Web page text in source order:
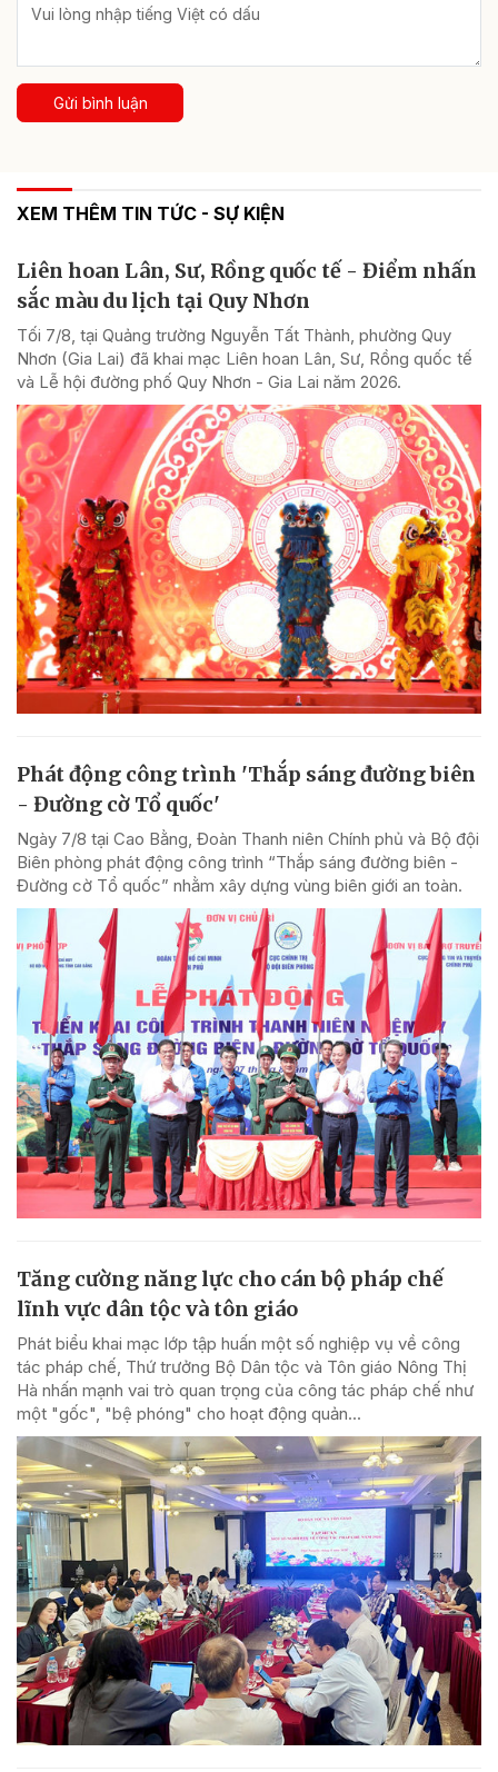
Gửi bình luận
XEM THÊM TIN TỨC - SỰ KIỆN
Liên hoan Lân, Sư, Rồng quốc tế - Điểm nhấn
sắc màu du lịch tại Quy Nhơn
Tối 7/8, tại Quảng trường Nguyễn Tất Thành, phường Quy
Nhơn (Gia Lai) đã khai mạc Liên hoan Lân, Sư, Rồng quốc tế
và Lễ hội đường phố Quy Nhơn - Gia Lai năm 2026.
Phát động công trình 'Thắp sáng đường biên
- Đường cờ Tổ quốc'
Ngày 7/8 tại Cao Bằng, Đoàn Thanh niên Chính phủ và Bộ đội
Biên phòng phát động công trình “Thắp sáng đường biên -
Đường cờ Tổ quốc” nhằm xây dựng vùng biên giới an toàn.
Tăng cường năng lực cho cán bộ pháp chế
lĩnh vực dân tộc và tôn giáo
Phát biểu khai mạc lớp tập huấn một số nghiệp vụ về công
tác pháp chế, Thứ trưởng Bộ Dân tộc và Tôn giáo Nông Thị
Hà nhấn mạnh vai trò quan trọng của công tác pháp chế như
một "gốc", "bệ phóng" cho hoạt động quản...